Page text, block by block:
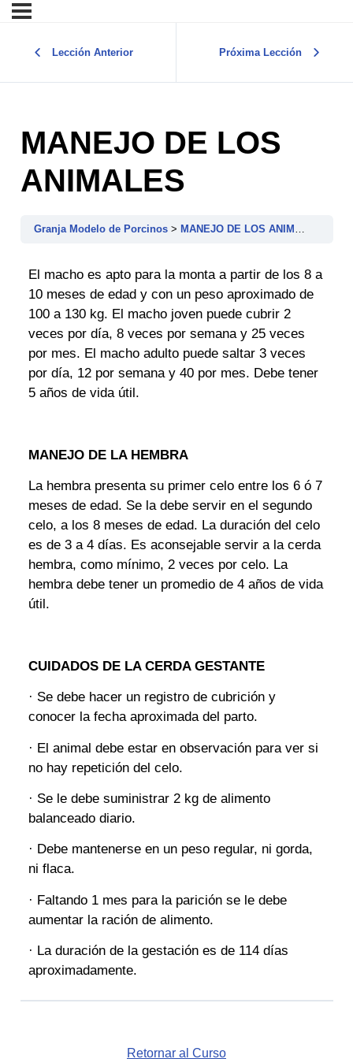
Lección Anterior Próxima Lección
MANEJO DE LOS
ANIMALES
Granja Modelo de Porcinos MANEJO DE LOS ANIMALES
El macho es apto para la monta a partir de los 8 a
10 meses de edad y con un peso aproximado de
100 a 130 kg. El macho joven puede cubrir 2
veces por día, 8 veces por semana y 25 veces
por mes. El macho adulto puede saltar 3 veces
por día, 12 por semana y 40 por mes. Debe tener
5 años de vida útil.
MANEJO DE LA HEMBRA
La hembra presenta su primer celo entre los 6 ó 7
meses de edad. Se la debe servir en el segundo
celo, a los 8 meses de edad. La duración del celo
es de 3 a 4 días. Es aconsejable servir a la cerda
hembra, como mínimo, 2 veces por celo. La
hembra debe tener un promedio de 4 años de vida
útil.
CUIDADOS DE LA CERDA GESTANTE
· Se debe hacer un registro de cubrición y
conocer la fecha aproximada del parto.
· El animal debe estar en observación para ver si
no hay repetición del celo.
· Se le debe suministrar 2 kg de alimento
balanceado diario.
· Debe mantenerse en un peso regular, ni gorda,
ni flaca.
· Faltando 1 mes para la parición se le debe
aumentar la ración de alimento.
· La duración de la gestación es de 114 días
aproximadamente.
Retornar al Curso